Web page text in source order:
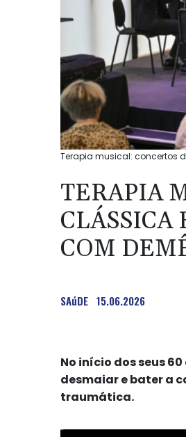
Terapia musical: concertos
TERAPIA
CLÁSSICA
COM
SAúDE 15.06.2026
No início dos seus
desmaiar e bater a
traumática.